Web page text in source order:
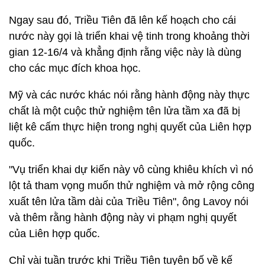
Ngay sau đó, Triều Tiên đã lên kế hoạch cho cái
nước này gọi là triển khai vệ tinh trong khoảng thời
gian 12-16/4 và khẳng định rằng việc này là dùng
cho các mục đích khoa học.
Mỹ và các nước khác nói rằng hành động này thực
chất là một cuộc thử nghiệm tên lửa tầm xa đã bị
liệt kê cấm thực hiện trong nghị quyết của Liên hợp
quốc.
"Vụ triển khai dự kiến này vô cùng khiêu khích vì nó
lột tả tham vọng muốn thử nghiệm và mở rộng công
xuất tên lửa tầm dài của Triều Tiên", ông Lavoy nói
và thêm rằng hành động này vi phạm nghị quyết
của Liên hợp quốc.
Chỉ vài tuần trước khi Triều Tiên tuyên bố về kế